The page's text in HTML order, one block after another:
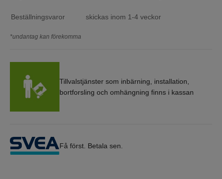
Beställningsvaror skickas inom 1-4 veckor
*undantag kan förekomma
Tillvalstjänster som inbärning, installation,
bortforsling och omhängning finns i kassan
Få först. Betala sen.